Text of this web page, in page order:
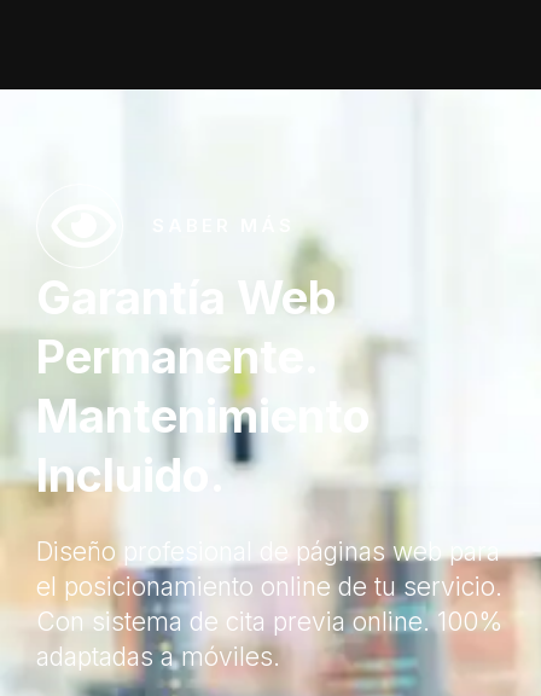
Garantía Web
Permanente.
Mantenimiento
Incluido.
Diseño profesional de páginas web para
el posicionamiento online de tu servicio.
Con sistema de cita previa online. 100%
adaptadas a móviles.